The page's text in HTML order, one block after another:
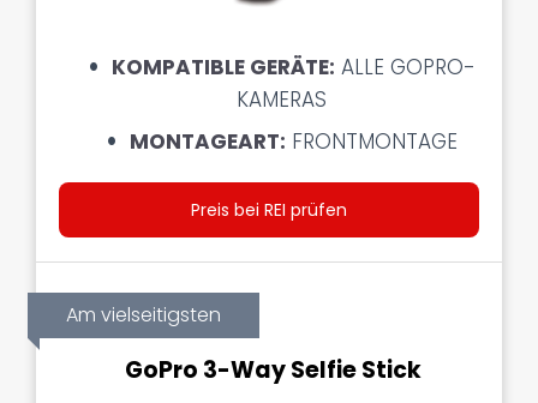
KOMPATIBLE GERÄTE: ALLE GOPRO-
KAMERAS
MONTAGEART: FRONTMONTAGE
Preis bei REI prüfen
Am vielseitigsten
GoPro 3-Way Selfie Stick